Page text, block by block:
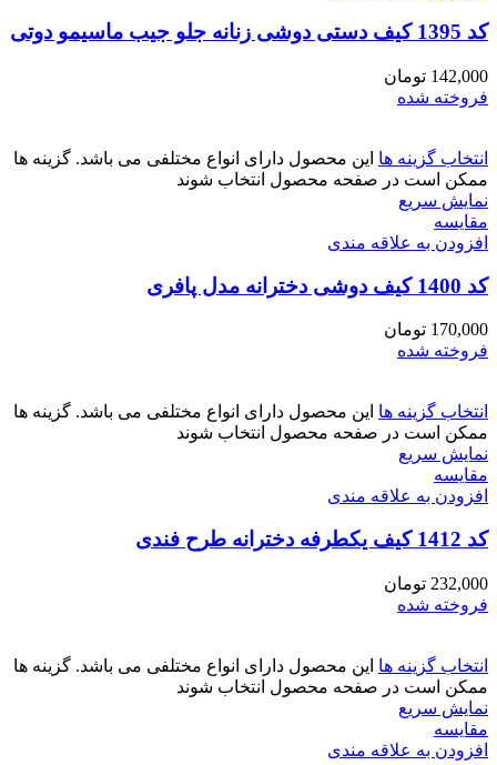
کد 1395 کیف دستی دوشی زنانه جلو جیب ماسیمو دوتی
142,000 تومان
فروخته شده
انتخاب گزینه ها این محصول دارای انواع مختلفی می باشد. گزینه ها
ممکن است در صفحه محصول انتخاب شوند
نمایش سریع
مقايسه
افزودن به علاقه مندی
کد 1400 کیف دوشی دخترانه مدل پافری
170,000 تومان
فروخته شده
انتخاب گزینه ها این محصول دارای انواع مختلفی می باشد. گزینه ها
ممکن است در صفحه محصول انتخاب شوند
نمایش سریع
مقايسه
افزودن به علاقه مندی
کد 1412 کیف یکطرفه دخترانه طرح فندی
232,000 تومان
فروخته شده
انتخاب گزینه ها این محصول دارای انواع مختلفی می باشد. گزینه ها
ممکن است در صفحه محصول انتخاب شوند
نمایش سریع
مقايسه
افزودن به علاقه مندی